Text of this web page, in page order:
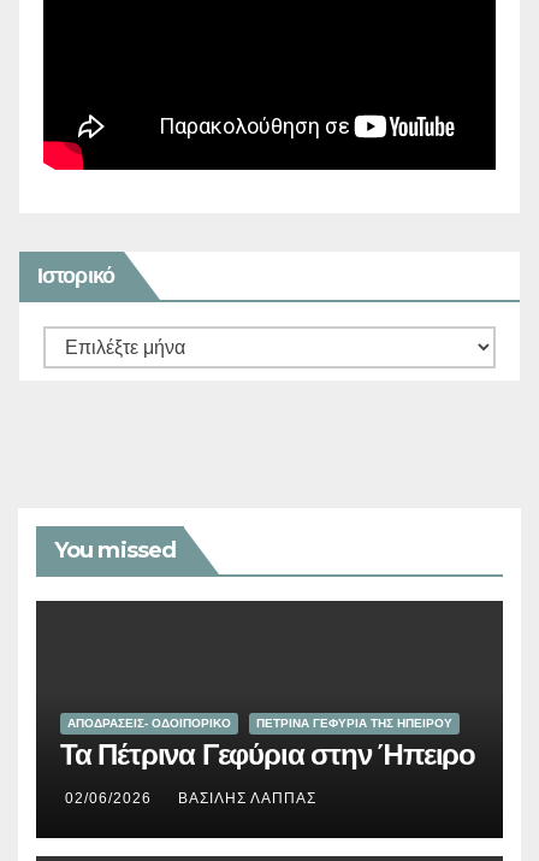
Ιστορικό
Ιστορικό
You missed
ΑΠΟΔΡΑΣΕΙΣ- ΟΔΟΙΠΟΡΙΚΟ ΠΕΤΡΙΝΑ ΓΕΦΥΡΙΑ ΤΗΣ ΗΠΕΙΡΟΥ
Τα Πέτρινα Γεφύρια στην Ήπειρο
02/06/2026 ΒΑΣΊΛΗΣ ΛΆΠΠΑΣ